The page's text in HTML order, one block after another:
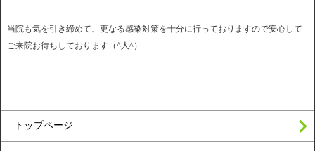
当院も気を引き締めて、更なる感染対策を十分に行っておりますので安心して
ご来院お待ちしております（^人^）
トップページ